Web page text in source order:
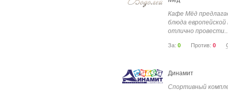
Кафе Мёд
блюда
отлично
За: 0 Против: 0
Динамит
Спортивный